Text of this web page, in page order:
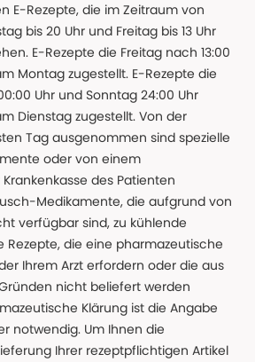
E-Rezepte, die im Zeitraum von
bis 20 Uhr und Freitag bis 13 Uhr
E-Rezepte die Freitag nach 13:00
Montag zugestellt. E-Rezepte die
Uhr und Sonntag 24:00 Uhr
Dienstag zugestellt. Von der
Tag ausgenommen sind spezielle
oder von einem
des Patienten
Medikamente, die aufgrund von
verfügbar sind, zu kühlende
Rezepte, die eine pharmazeutische
Ihrem Arzt erfordern oder die aus
nicht beliefert werden
Klärung ist die Angabe
notwendig. Um Ihnen die
Ihrer rezeptpflichtigen Artikel